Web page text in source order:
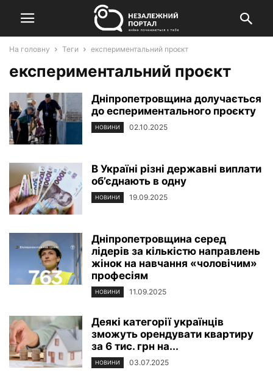
На головну Теги експериментальний проєкт
експериментальний проєкт
Дніпропетровщина долучається
до еспериментального проєкту
НОВИНИ 02.10.2025
В Україні різні державні виплати
об’єднають в одну
НОВИНИ 19.09.2025
Дніпропетровщина серед
лідерів за кількістю направлень
жінок на навчання «чоловічим»
професіям
НОВИНИ 11.09.2025
Деякі категорії українців
зможуть орендувати квартиру
за 6 тис. грн на...
НОВИНИ 03.07.2025